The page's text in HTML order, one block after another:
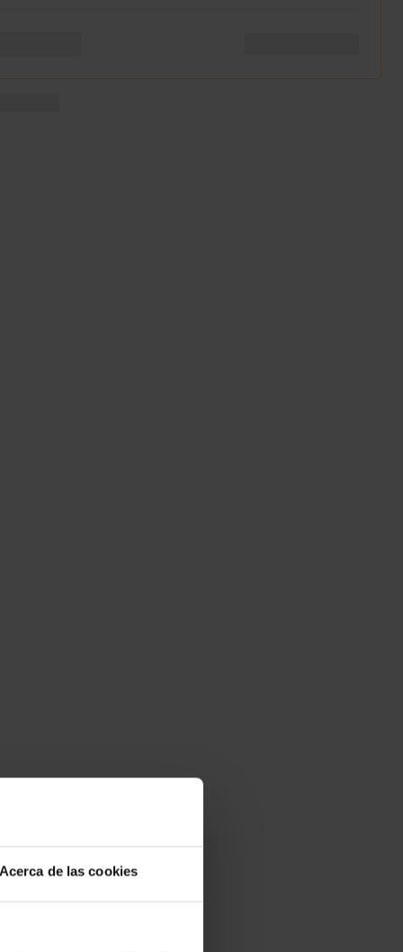
Acerca de las cookies